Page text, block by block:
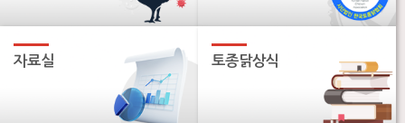
자료실 토종닭상식